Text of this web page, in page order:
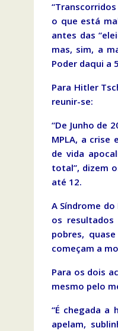
o que está
antes das
mas, sim, a
Poder daqui a
Para Hitler
reunir-se:
“De Junho de
MPLA, a crise
de vida
total”, dizem
até 12.
A Síndrome
os
pobres,
começam a
Para os dois
mesmo pelo
“É chegada a
apelam,